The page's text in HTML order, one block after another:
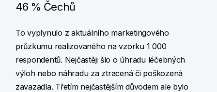
46 % Čechů
To vyplynulo z aktuálního marketingového
průzkumu realizovaného na vzorku 1 000
respondentů. Nejčastěji šlo o úhradu léčebných
výloh nebo náhradu za ztracená či poškozená
zavazadla. Třetím nejčastějším důvodem ale bylo